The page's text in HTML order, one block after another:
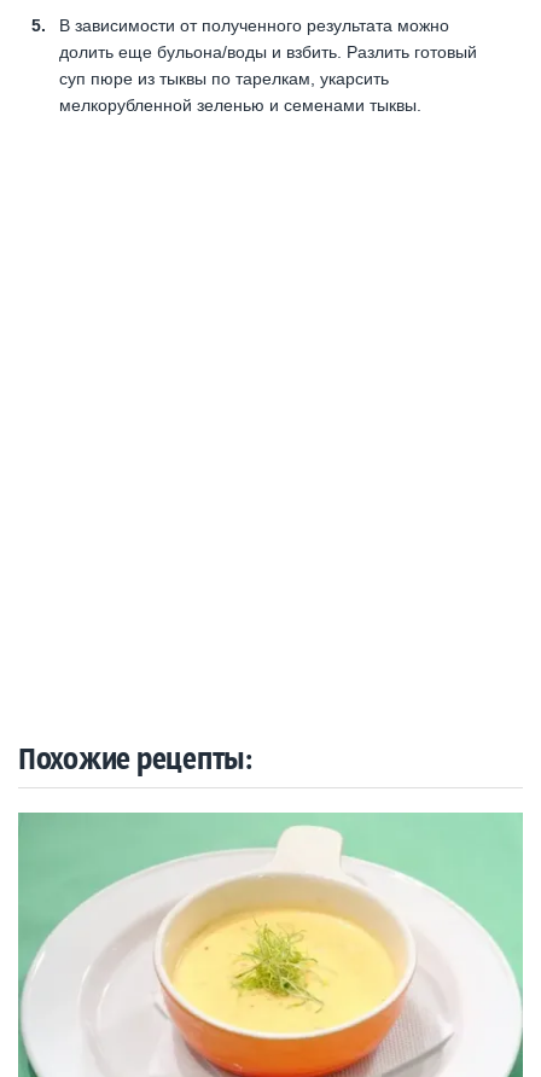
В зависимости от полученного результата можно
долить еще бульона/воды и взбить. Разлить готовый
суп пюре из тыквы по тарелкам, укарсить
мелкорубленной зеленью и семенами тыквы.
Похожие рецепты: